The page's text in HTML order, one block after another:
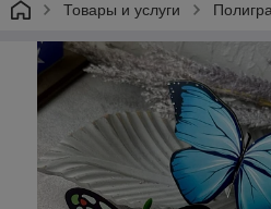
Товары и услуги